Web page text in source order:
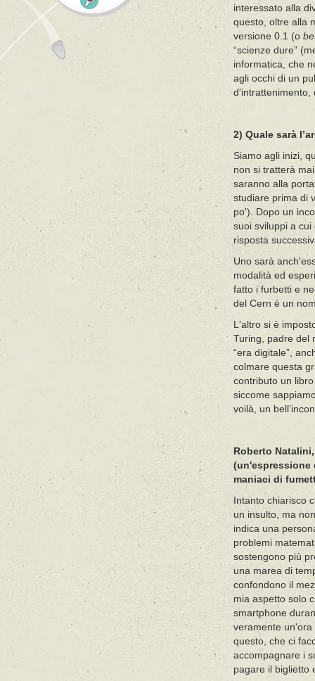
interessato alla
questo, oltre alla
versione 0.1 (o
“scienze dure”
informatica, che
agli occhi di un
d'intrattenimento,
2) Quale sarà
Siamo agli inizi,
non si tratterà
saranno alla
studiare prima di
po'). Dopo un
suoi sviluppi a
risposta
Uno sarà
modalità ed
fatto i furbetti e
del Cern è un
L'altro si è
Turing, padre del
“era digitale”,
colmare questa
contributo un
siccome
voilà, un
Roberto
(un'espressione
maniaci di
Intanto chiarisco
un insulto, ma
indica una
problemi
sostengono più
una marea di
confondono il
mia aspetto solo
smartphone
veramente
questo, che ci
accompagnare i
pagare il biglietto